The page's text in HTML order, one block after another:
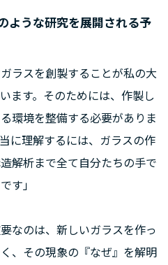
ような研究を展開される予
ラスを創製することが私の大
ます。そのためには、作製し
環境を整備する必要がありま
に理解するには、ガラスの作
解析まで全て自分たちの手で
す」
なのは、新しいガラスを作っ
、その現象の『なぜ』を解明